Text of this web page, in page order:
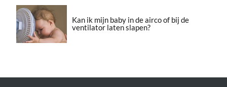
Kan ik mijn baby in de airco of bij de
ventilator laten slapen?